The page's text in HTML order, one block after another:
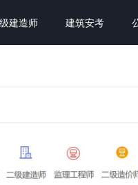
建造师 建筑安考